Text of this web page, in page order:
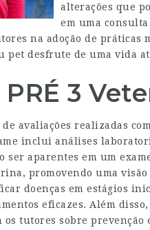
alterações que
em uma consulta
na adoção de práticas
pet desfrute de uma vida
3
avaliações realizadas
inclui análises
ser aparentes em um
promovendo uma
doenças em estágios
eficazes. Além
tutores sobre prevenção